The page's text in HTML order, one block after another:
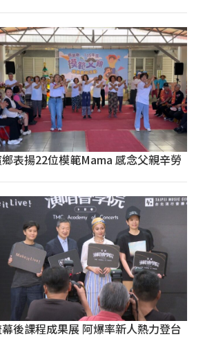
表揚22位模範Mama 感念父親辛勞
後課程成果展 阿爆率新人熱力登台